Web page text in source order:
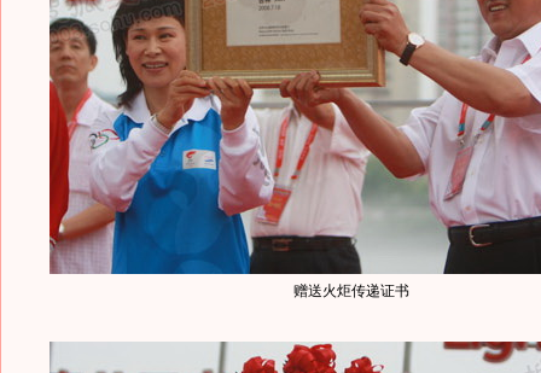
赠送火炬传递证书